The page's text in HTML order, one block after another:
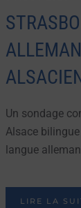
Un sondage
Alsace
langue
LIRE LA